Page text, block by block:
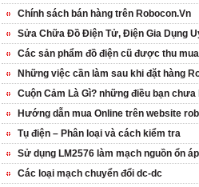
Chính sách bán hàng trên Robocon.Vn
Sửa Chữa Đồ Điện Tử, Điện Gia Dụng
Các sản phẩm đồ điện cũ được thu
Những việc cần làm sau khi đặt hàng
Cuộn Cảm Là Gì? những điều bạn chưa
Hướng dẫn mua Online trên website
Tụ điện – Phân loại và cách kiểm tra
Sử dụng LM2576 làm mạch nguồn ổn
Các loại mạch chuyển đổi dc-dc